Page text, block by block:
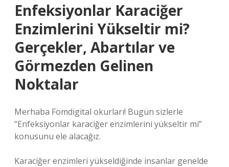
Enfeksiyonlar Karaciğer
Enzimlerini Yükseltir mi?
Gerçekler, Abartılar ve
Görmezden Gelinen
Noktalar
Merhaba Fomdigital okurları! Bugün sizlerle
“Enfeksiyonlar karaciğer enzimlerini yükseltir mi”
konusunu ele alacağız.
Karaciğer enzimleri yükseldiğinde insanlar genelde